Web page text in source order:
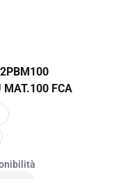
MAT.100 FCA